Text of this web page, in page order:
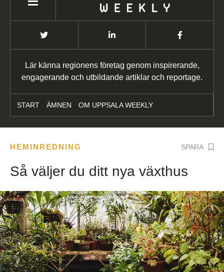
Lär känna regionens företag genom inspirerande,
engagerande och utbildande artiklar och reportage.
START ÄMNEN OM UPPSALA WEEKLY
HEMINREDNING SPARA
Så väljer du ditt nya växthus